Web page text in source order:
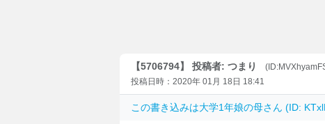
【5706794】 投稿者: つまり
投稿日時：2020年 01月 18日 18:41
この書き込みは大学1年娘の母さん (ID: